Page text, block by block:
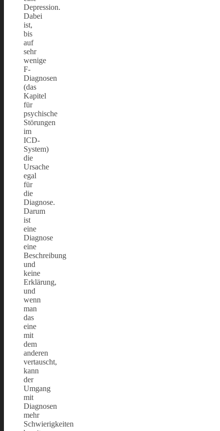
Depression.
Dabei
ist,
bis
auf
sehr
wenige
F-
Diagnosen
(das
Kapitel
für
psychische
Störungen
im
ICD-
System)
die
Ursache
egal
für
die
Diagnose.
Darum
ist
eine
Diagnose
eine
Beschreibung
und
keine
Erklärung,
und
wenn
man
das
eine
mit
dem
anderen
vertauscht,
kann
der
Umgang
mit
Diagnosen
mehr
Schwierigkeiten